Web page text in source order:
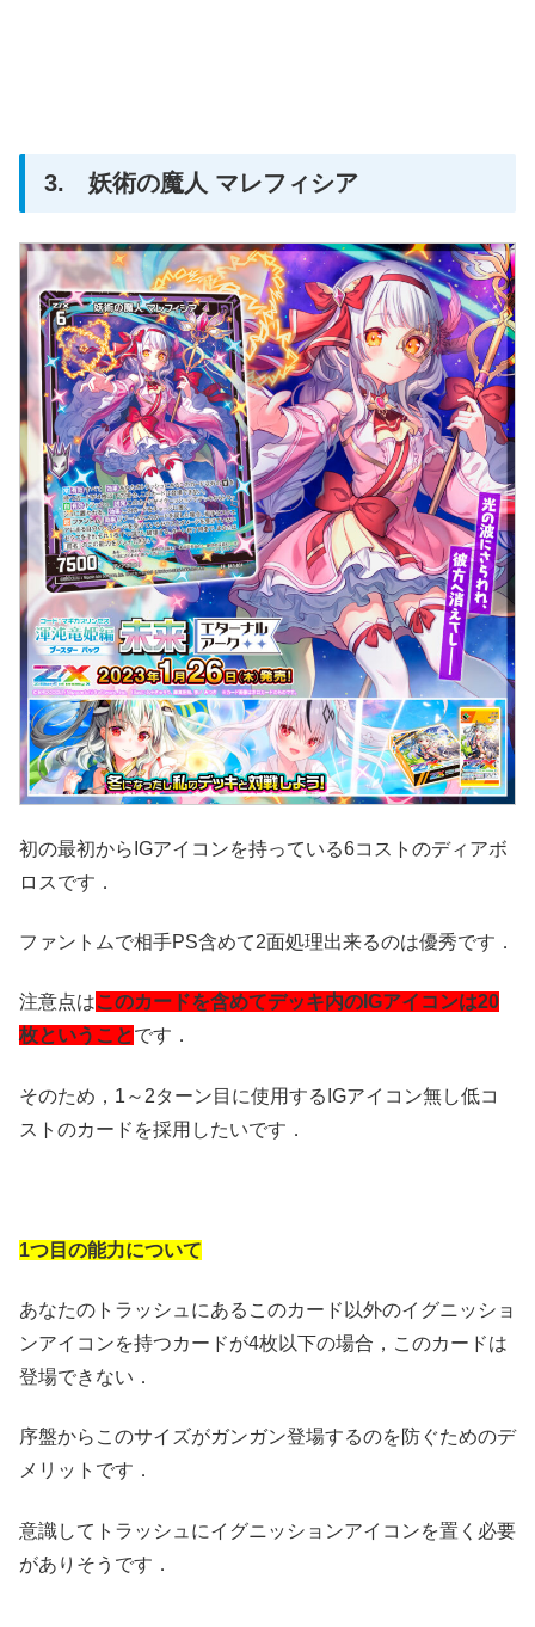
3. 妖術の魔人 マレフィシア
初の最初からIGアイコンを持っている6コストのディアボ
ロスです．
ファントムで相手PS含めて2面処理出来るのは優秀です．
注意点はこのカードを含めてデッキ内のIGアイコンは20
枚ということです．
そのため，1～2ターン目に使用するIGアイコン無し低コ
ストのカードを採用したいです．
1つ目の能力について
あなたのトラッシュにあるこのカード以外のイグニッショ
ンアイコンを持つカードが4枚以下の場合，このカードは
登場できない．
序盤からこのサイズがガンガン登場するのを防ぐためのデ
メリットです．
意識してトラッシュにイグニッションアイコンを置く必要
がありそうです．